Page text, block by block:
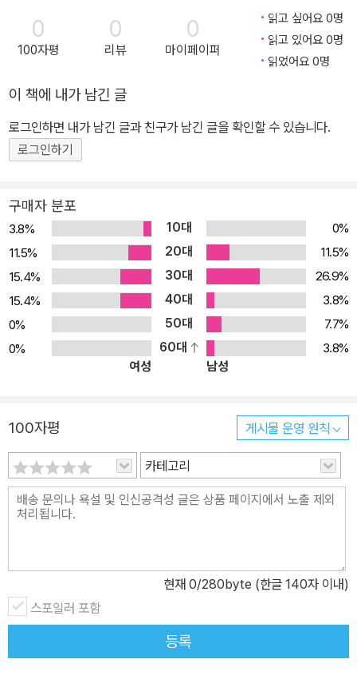
0
100자평
0
리뷰
0
마이페이퍼
읽고 싶어요 0명
읽고 있어요 0명
읽었어요 0명
이 책에 내가 남긴 글
로그인하면 내가 남긴 글과 친구가 남긴 글을 확인할 수 있습니다.
로그인하기
구매자 분포
3.8% 10대
0%
11.5%
20대
11.5%
15.4%
30대
26.9%
15.4%
40대
3.8%
0%
50대
7.7%
0%
60대
3.8%
여성
남성
100자평 게시물 운영 원칙
카테고리
현재 0/280byte (한글 140자 이내)
스포일러 포함
등록